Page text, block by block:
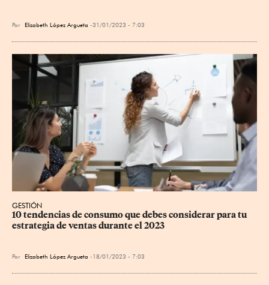
Por Elizabeth López Argueta 31/01/2023 - 7:03
GESTIÓN
10 tendencias de consumo que debes considerar para tu
estrategia de ventas durante el 2023
Por Elizabeth López Argueta 18/01/2023 - 7:03